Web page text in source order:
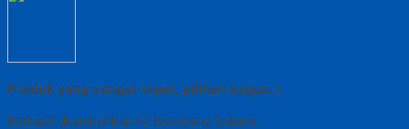
Produk yang sangat tepat, pilihan bagus..!
Berhasil ditambahkan ke keranjang belanja